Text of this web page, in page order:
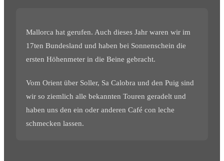
Mallorca hat gerufen. Auch dieses Jahr waren wir im
17ten Bundesland und haben bei Sonnenschein die
ersten Höhenmeter in die Beine gebracht.
Vom Orient über Soller, Sa Calobra und den Puig sind
wir so ziemlich alle bekannten Touren geradelt und
haben uns den ein oder anderen Café con leche
schmecken lassen.